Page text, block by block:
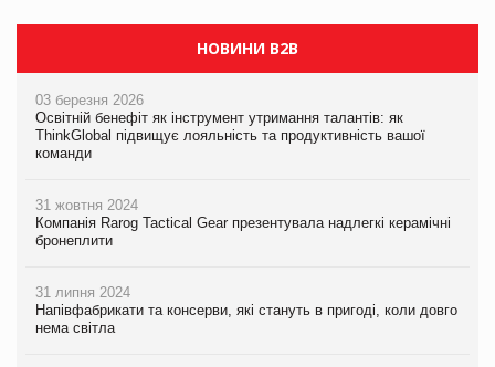
НОВИНИ B2B
03 березня 2026
Освітній бенефіт як інструмент утримання талантів: як
ThinkGlobal підвищує лояльність та продуктивність вашої
команди
31 жовтня 2024
Компанія Rarog Tactical Gear презентувала надлегкі керамічні
бронеплити
31 липня 2024
Напівфабрикати та консерви, які стануть в пригоді, коли довго
нема світла